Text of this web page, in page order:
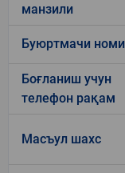
манзили
Буюртмачи номи
Боғланиш учун
телефон рақам
Масъул шахс